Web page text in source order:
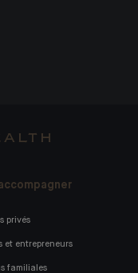
privés
et entrepreneurs
familiales